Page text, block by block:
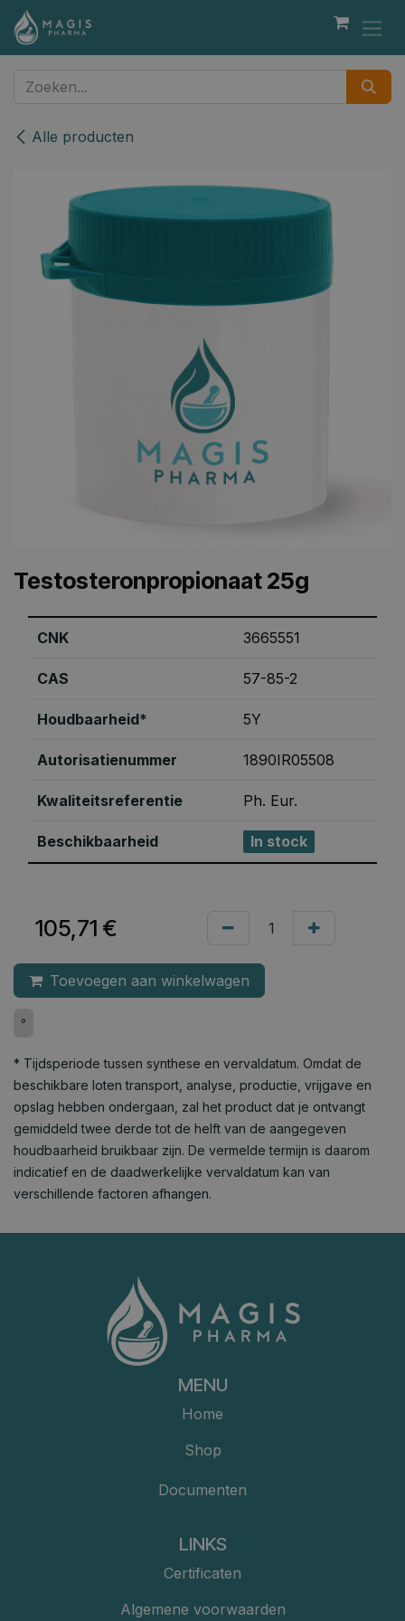
Overslaan naar inhoud
Alle producten
Testosteronpropionaat 25g
CNK 3665551
CAS 57-85-2
Houdbaarheid* 5Y
Autorisatienummer 1890IR05508
Kwaliteitsreferentie Ph. Eur.
Beschikbaarheid In stock
105,71 €
Toevoegen aan winkelwagen
°
* Tijdsperiode tussen synthese en vervaldatum. Omdat de
beschikbare loten transport, analyse, productie, vrijgave en
opslag hebben ondergaan, zal het product dat je ontvangt
gemiddeld twee derde tot de helft van de aangegeven
houdbaarheid bruikbaar zijn. De vermelde termijn is daarom
indicatief en de daadwerkelijke vervaldatum kan van
verschillende factoren afhangen.
MENU
Home
Shop
Documenten
LINKS
Certificaten
Algemene voorwaarden